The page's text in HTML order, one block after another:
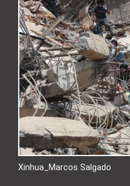
Xinhua_Marcos Salgado